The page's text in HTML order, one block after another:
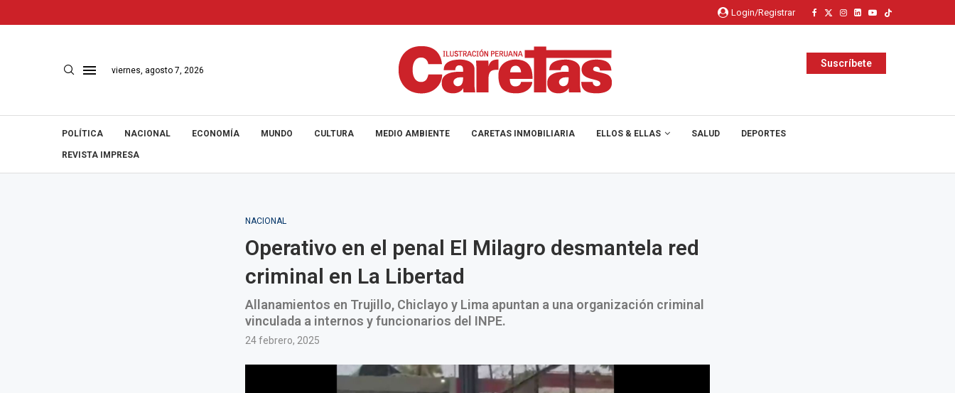
Login/Registrar
viernes, agosto 7, 2026
Suscríbete
POLÍTICA NACIONAL ECONOMÍA MUNDO CULTURA MEDIO AMBIENTE CARETAS INMOBILIARIA ELLOS & ELLAS SALUD DEPORTES
REVISTA IMPRESA
NACIONAL
Operativo en el penal El Milagro desmantela red
criminal en La Libertad
Allanamientos en Trujillo, Chiclayo y Lima apuntan a una organización criminal
vinculada a internos y funcionarios del INPE.
24 febrero, 2025